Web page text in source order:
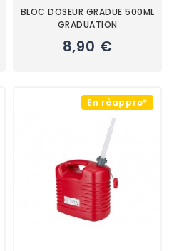
BLOC DOSEUR GRADUE 500ML
GRADUATION
8,90 €
En réappro*